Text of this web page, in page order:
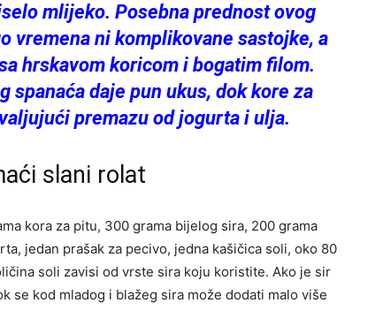
mlijeko. Posebna prednost ovog
vremena ni komplikovane sastojke, a
hrskavom koricom i bogatim filom.
daje pun ukus, dok kore za
premazu od jogurta i ulja.
slani rolat
kora za pitu, 300 grama bijelog sira, 200 grama
jedan prašak za pecivo, jedna kašičica soli, oko 80
soli zavisi od vrste sira koju koristite. Ako je sir
se kod mladog i blažeg sira može dodati malo više